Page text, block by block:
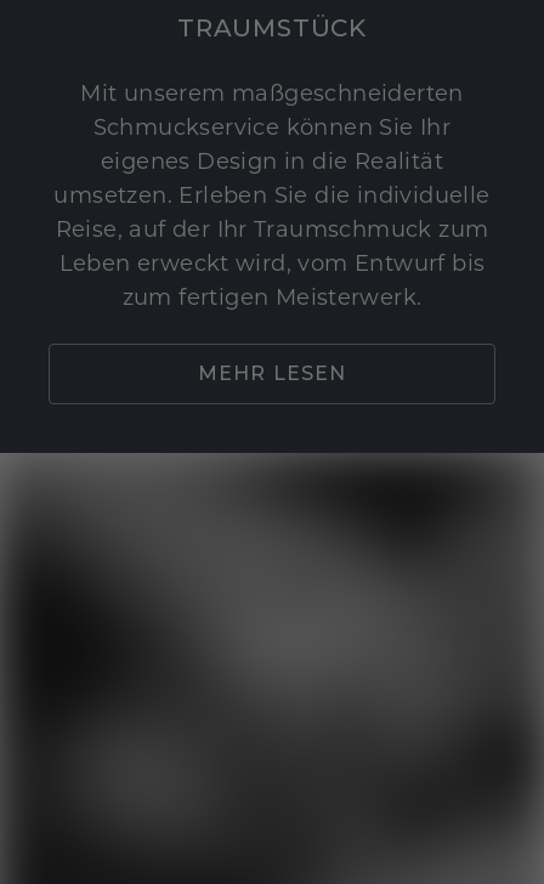
TRAUMSTÜCK
Mit unserem maßgeschneiderten
Schmuckservice können Sie Ihr
eigenes Design in die Realität
umsetzen. Erleben Sie die individuelle
Reise, auf der Ihr Traumschmuck zum
Leben erweckt wird, vom Entwurf bis
zum fertigen Meisterwerk.
MEHR LESEN